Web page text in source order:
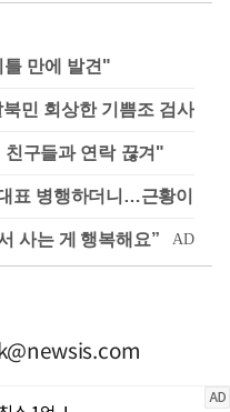
틀 만에 발견"
민 회상한 기쁨조 검사
친구들과 연락 끊겨"
표 병행하더니…근황이